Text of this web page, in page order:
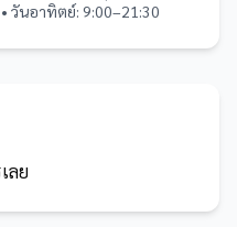
วันอาทิตย์: 9:00–21:30
ลย